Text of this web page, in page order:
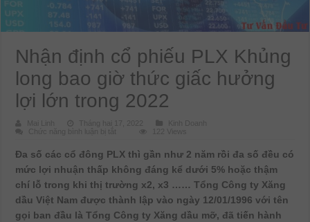
Nhận định cổ phiếu PLX Khủng
long bao giờ thức giấc hưởng
lợi lớn trong 2022
Chức năng bình luận bị tắt
cổ
phiếu
PLX
Khủng
long
bao
giờ
thức
Đa số các cổ đông PLX thì gần như 2 năm rồi đa số đều có
mức lợi nhuận thấp không đáng kể dưới 5% hoặc thậm
chí lỗ trong khi thị trường x2, x3 …… Tổng Công ty Xăng
dầu Việt Nam được thành lập vào ngày 12/01/1996 với tên
gọi ban đầu là Tổng Công ty Xăng dầu mỡ, đã tiến hành